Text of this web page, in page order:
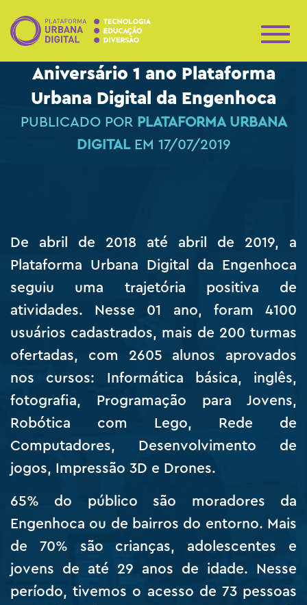
L
R
A
Ã
Aniversário 1 ano Plataforma
Urbana Digital da Engenhoca
PUBLICADO POR PLATAFORMA URBANA
DIGITALEM 17/07/2019
De abril de 2018 até abril de 2019, a
Plataforma Urbana Digital da Engenhoca
seguiu uma trajetória positiva de
atividades. Nesse 01 ano, foram 4100
usuários cadastrados, mais de 200 turmas
ofertadas, com 2605 alunos aprovados
nos cursos: Informática básica, inglês,
fotografia, Programação para Jovens,
Robótica com Lego, Rede de
Computadores, Desenvolvimento de
jogos, Impressão 3D e Drones.
65% do público são moradores da
Engenhoca ou de bairros do entorno. Mais
de 70% são crianças, adolescentes e
jovens de até 29 anos de idade. Nesse
período, tivemos o acesso de 73 pessoas